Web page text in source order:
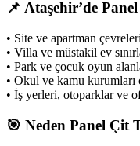
📌 Ataşehir’de
• Site ve apartman çevreleri
• Villa ve müstakil ev
• Park ve çocuk oyun
• Okul ve kamu kurumları
• İş yerleri, otoparklar ve
🎯 Neden Panel Çit